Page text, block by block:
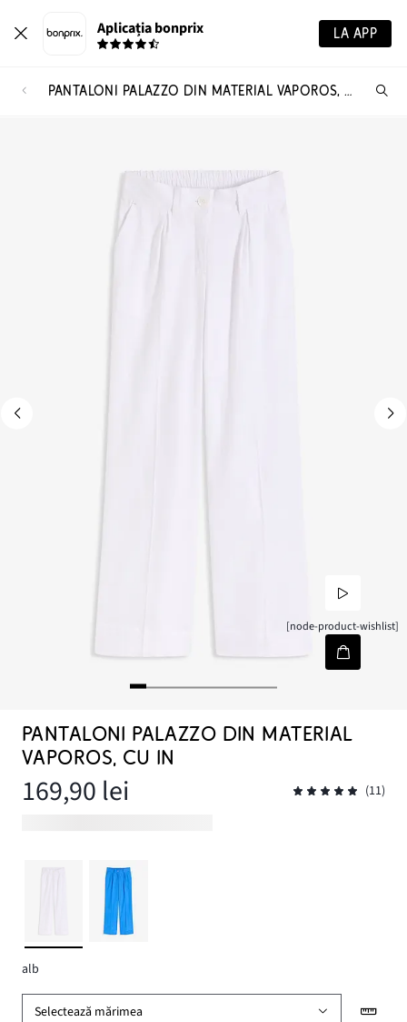
Aplicația bonprix LA APP
PANTALONI PALAZZO DIN MATERIAL VAPOROS, CU IN
[node-product-wishlist]
PANTALONI PALAZZO DIN MATERIAL
VAPOROS, CU IN
169,90 lei (11)
alb
Selectează mărimea